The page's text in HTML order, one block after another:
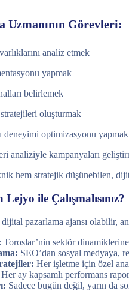
Uzmanının Görevleri:
analiz etmek
yapmak
belirlemek
oluşturmak
deneyimi optimizasyonu yapmak
analiziyle kampanyaları
hem stratejik düşünebilen,
ile Çalışmalısınız?
pazarlama ajansı olabilir,
Toroslar’nin sektör
SEO’dan sosyal medyaya,
Her işletme için özel
Her ay kapsamlı performans
Sadece bugün değil, yarın da